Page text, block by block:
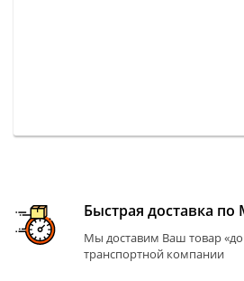
Быстрая доставка по
Мы доставим Ваш товар «до
транспортной компании